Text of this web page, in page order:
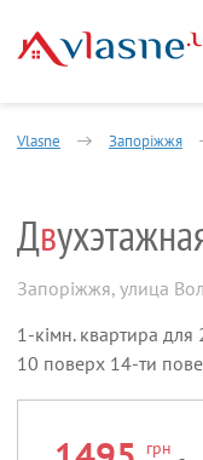
Vlasne Запоріжжя
Дв
Запоріжжя, улица
1-кімн. квартира для
10 поверх 14-ти
грн